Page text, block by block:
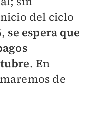
del ciclo
se espera que
. En
de